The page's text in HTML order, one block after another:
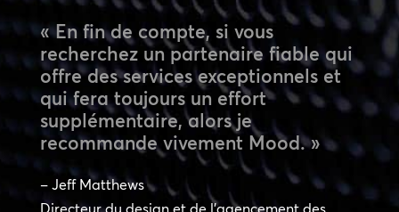
« En fin de compte, si vous
recherchez un partenaire fiable qui
offre des services exceptionnels et
qui fera toujours un effort
supplémentaire, alors je
recommande vivement Mood. »
– Jeff Matthews
Directeur du design et de l’agencement des